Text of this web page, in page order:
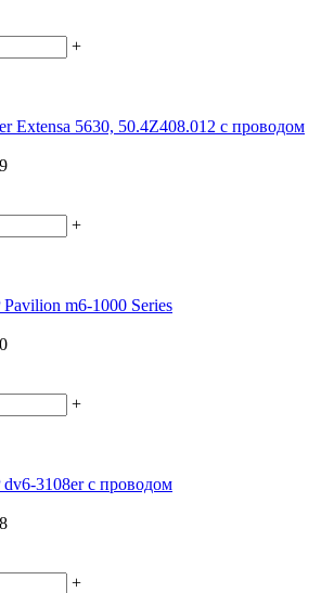
+
Extensa 5630, 50.4Z408.012 с проводом
+
m6-1000 Series
+
3108er с проводом
+